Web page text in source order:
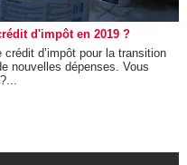
d'impôt en 2019 ?
crédit d’impôt pour la transition
nouvelles dépenses. Vous